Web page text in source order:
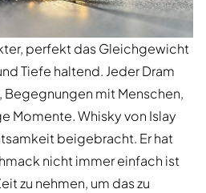
perfekt das Gleichgewicht
Tiefe haltend. Jeder Dram
Begegnungen mit Menschen,
Momente. Whisky von Islay
beigebracht. Er hat
nicht immer einfach ist
zu nehmen, um das zu